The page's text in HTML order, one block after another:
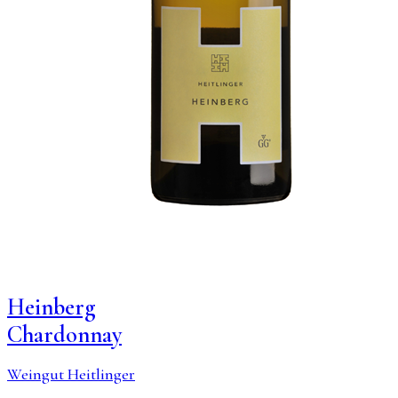
Heinberg
Chardonnay
Weingut Heitlinger